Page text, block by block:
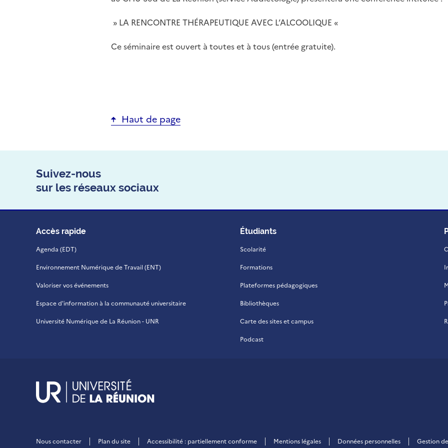
» LA RENCONTRE THÉRAPEUTIQUE AVEC L’ALCOOLIQUE «
Ce séminaire est ouvert à toutes et à tous (entrée gratuite).
Haut de page
Suivez-nous
sur les réseaux sociaux
Accès rapide
Agenda (EDT)
Environnement Numérique de Travail (ENT)
Valoriser vos événements
Espace d'information à la communauté universitaire
Université Numérique de La Réunion - UNR
Étudiants
Scolarité
Formations
Plateformes pédagogiques
Bibliothèques
Carte des sites et campus
Podcast
Nous contacter Plan du site Accessibilité : partiellement conforme Mentions légales Données personnelles Gestion